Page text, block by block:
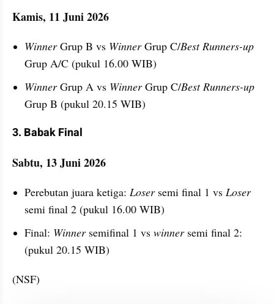
Kamis, 11 Juni 2026
Winner Grup B vs Winner Grup C/
Grup A/C (pukul 16.00 WIB)
Winner Grup A vs Winner Grup C/
Grup B (pukul 20.15 WIB)
3. Babak Final
Sabtu, 13 Juni 2026
Perebutan juara ketiga: Loser semi final 1 vs
Loser
semi final 2 (pukul 16.00 WIB)
Final: Winner semifinal 1 vs winner semi final 2:
(pukul 20.15 WIB)
(NSF)